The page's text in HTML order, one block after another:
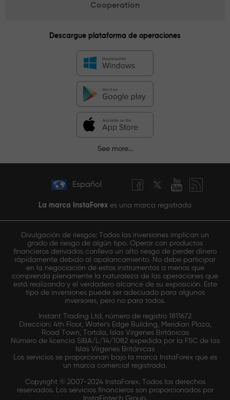
Cooperation
Descargue plataforma de operaciones
See more...
Español
La marca InstaForex es una marca registrada
Divulgación de riesgos: Todas las inversiones implican un
grado de riesgo de algún tipo. Operar con productos
financieros derivados conlleva un alto riesgo de perder dinero
rápidamente debido al apalancamiento. No debe participar
en la negociación de estos instrumentos a menos que
comprenda plenamente la naturaleza de las operaciones que
está realizando y el verdadero alcance de su exposición. Este
tipo de inversiones puede ser adecuado para algunos
inversores, pero no para todos.
Instant Trading Ltd, número de registro 1811672
Dirección: 4th Floor, Water's Edge Building, Meridian Plaza,
Road Town, Tortola, Islas Vírgenes Británicas
Número de licencia SIBA/L/14/1082 expedida por la FSC de las
Islas Vírgenes Británicas
Los servicios se proporcionan bajo la marca InstaForex que es
un marca comercial registrada.
Copyright © 2007-2024 InstaForex. Todos los derechos
reservados. Los servicios financieros son proporcionados por
InstaFintech Group.